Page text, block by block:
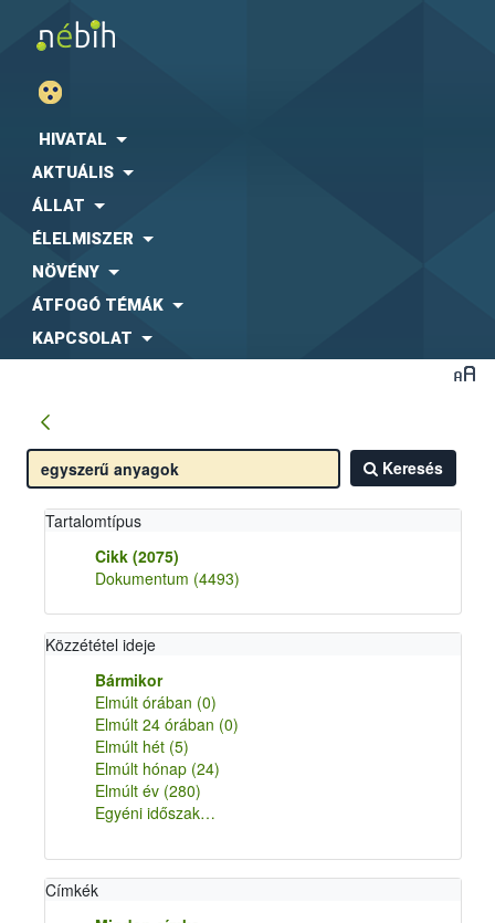
HIVATAL
AKTUÁLIS
ÁLLAT
ÉLELMISZER
NÖVÉNY
ÁTFOGÓ TÉMÁK
KAPCSOLAT
Keresés
Tartalomtípus
Cikk (2075)
Dokumentum (4493)
Közzététel ideje
Bármikor
Elmúlt órában (0)
Elmúlt 24 órában (0)
Elmúlt hét (5)
Elmúlt hónap (24)
Elmúlt év (280)
Egyéni időszak…
Címkék